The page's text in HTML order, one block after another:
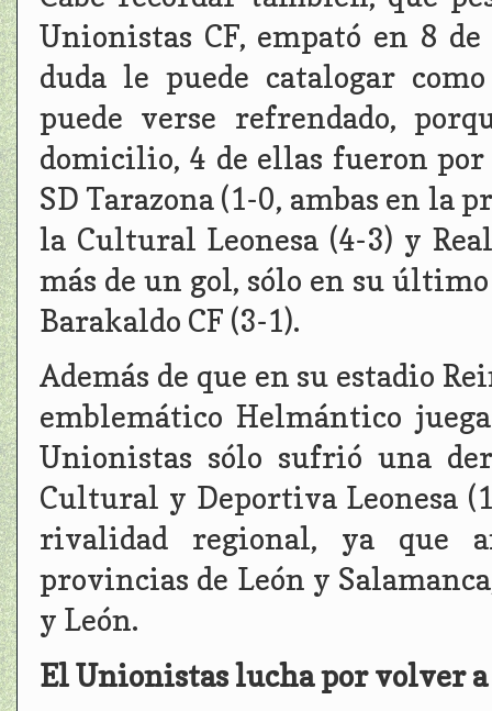
Unionistas CF, empató en 8
duda le puede catalogar
puede verse refrendado,
domicilio, 4 de ellas fueron
SD Tarazona (1-0, ambas en la
la Cultural Leonesa (4-3) y
más de un gol, sólo en su
Barakaldo CF (3-1).
Además de que en su estadio
emblemático Helmántico
Unionistas sólo sufrió una
Cultural y Deportiva Leonesa
rivalidad regional, ya que
provincias de León y
y León.
El Unionistas lucha por volver a